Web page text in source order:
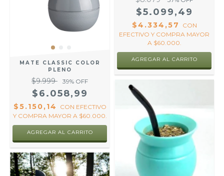
MATE CLASSIC COLOR
PLENO
$9.999 39% OFF
$6.058,99
$5.150,14 CON EFECTIVO
Y COMPRA MAYOR A $60.000.
AGREGAR AL CARRITO
$5.099,49
$4.334,57
CON
EFECTIVO Y COMPRA MAYOR
A $60.000.
AGREGAR AL CARRITO